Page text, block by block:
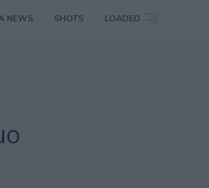
NEWS SHOTS LOADED